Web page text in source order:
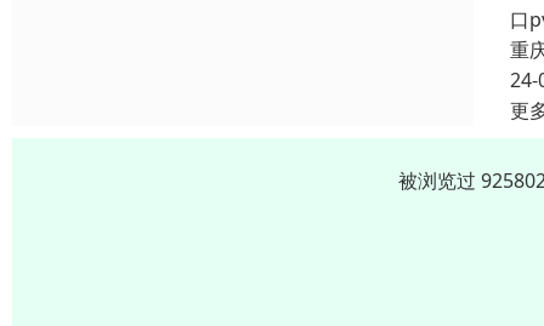
口
重
24-
更
被浏览过